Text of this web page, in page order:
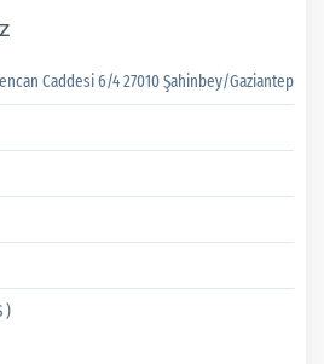
Caddesi 6/4 27010 Şahinbey/Gaziantep
)